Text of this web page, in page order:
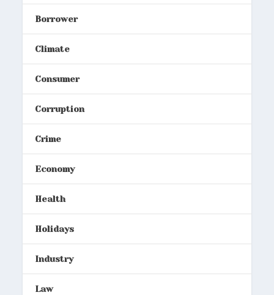
Borrower
Climate
Consumer
Corruption
Crime
Economy
Health
Holidays
Industry
Law